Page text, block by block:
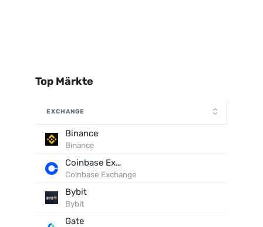
Top Märkte
EXCHANGE
Binance
Binance
Coinbase Exchange
Coinbase Exchange
Bybit
Bybit
Gate